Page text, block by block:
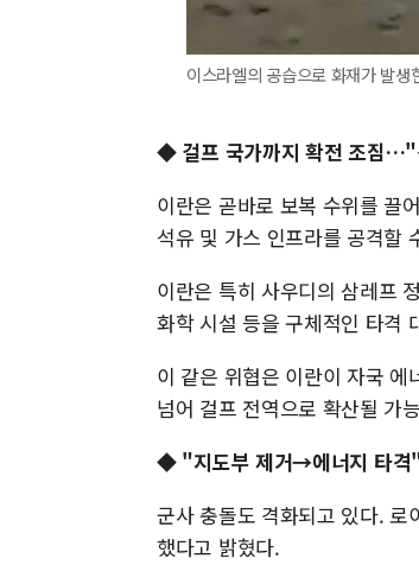
이스라엘의 공습으로 화재가 발
◆ 걸프 국가까지 확전 조짐
이란은 곧바로 보복 수위를 끌
석유 및 가스 인프라를 공격할
이란은 특히 사우디의 삼레프
화학 시설 등을 구체적인 타격
이 같은 위협은 이란이 자국
넘어 걸프 전역으로 확산될 가
◆"지도부 제거→에너지 타
군사 충돌도 격화되고 있다. 로
했다고 밝혔다.